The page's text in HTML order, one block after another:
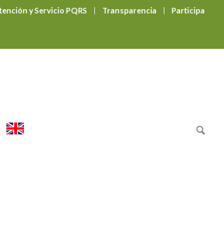
y Servicio PQRS Transparencia Participa